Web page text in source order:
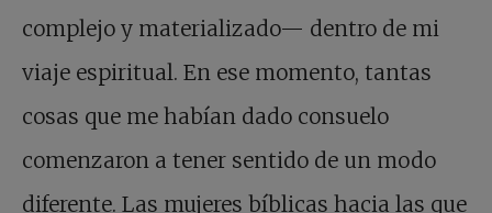
complejo y materializado— dentro de mi
viaje espiritual. En ese momento, tantas
cosas que me habían dado consuelo
comenzaron a tener sentido de un modo
diferente. Las mujeres bíblicas hacia las que